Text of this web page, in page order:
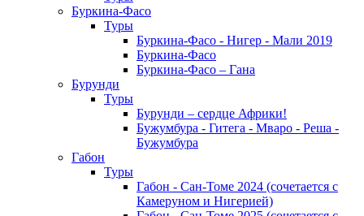
Буркина-Фасо
Туры
Буркина-Фасо - Нигер - Мали 2019
Буркина-Фасо
Буркина-Фасо – Гана
Бурунди
Туры
Бурунди – сердце Африки!
Бужумбура - Гитега - Мваро - Реша -
Бужумбура
Габон
Туры
Габон - Сан-Томе 2024 (сочетается с
Камеруном и Нигерией)